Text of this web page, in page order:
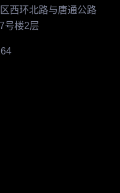
西环北路与唐通公路
号楼2层